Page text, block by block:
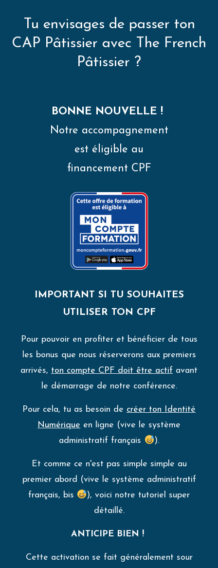
Tu envisages de passer ton
CAP Pâtissier avec The French
Pâtissier ?
BONNE NOUVELLE !
Notre accompagnement
est éligible au
financement CPF
IMPORTANT SI TU SOUHAITES
UTILISER TON CPF
Pour pouvoir en profiter et bénéficier de tous
les bonus que nous réserverons aux premiers
arrivés, ton compte CPF doit être actif avant
le démarrage de notre conférence.
Pour cela, tu as besoin de créer ton Identité
Numérique en ligne (vive le système
administratif français
).
Et comme ce n'est pas simple simple au
premier abord (vive le système administratif
français, bis
), voici notre tutoriel super
détaillé.
ANTICIPE BIEN !
Cette activation se fait généralement sour